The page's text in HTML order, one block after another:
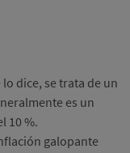
dice, se trata de un
es un
10 %.
galopante